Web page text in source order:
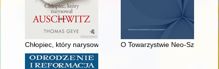
Chłopiec, który narysował AuschwitzO Towarzystwie Neo-